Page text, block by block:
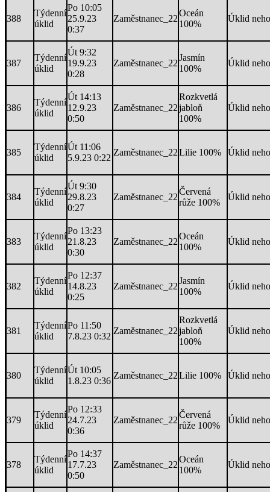
388
Týdenní
úklid
Po 10:05
25.9.23
0:37
Zaměstnanec_22
Oceán
100%
Úklid
387
Týdenní
úklid
Út 9:32
19.9.23
0:28
Zaměstnanec_22
Jasmín
100%
Úklid
386
Týdenní
úklid
Út 14:13
12.9.23
0:50
Zaměstnanec_22
Rozkvetlá
jabloň
100%
Úklid
385
Týdenní
úklid
Út 11:06
5.9.23 0:22
Zaměstnanec_22Lilie 100% Úklid
384
Týdenní
úklid
Út 9:30
29.8.23
0:27
Zaměstnanec_22
Červená
růže 100%
Úklid
383
Týdenní
úklid
Po 13:23
21.8.23
0:30
Zaměstnanec_22
Oceán
100%
Úklid
382
Týdenní
úklid
Po 12:37
14.8.23
0:25
Zaměstnanec_22
Jasmín
100%
Úklid
381
Týdenní
úklid
Po 11:50
7.8.23 0:32
Zaměstnanec_22
Rozkvetlá
jabloň
100%
Úklid
380
Týdenní
úklid
Út 10:05
1.8.23 0:36
Zaměstnanec_22Lilie 100% Úklid
379
Týdenní
úklid
Po 12:33
24.7.23
0:36
Zaměstnanec_22
Červená
růže 100%
Úklid
378
Týdenní
úklid
Po 14:37
17.7.23
0:50
Zaměstnanec_22
Oceán
100%
Úklid